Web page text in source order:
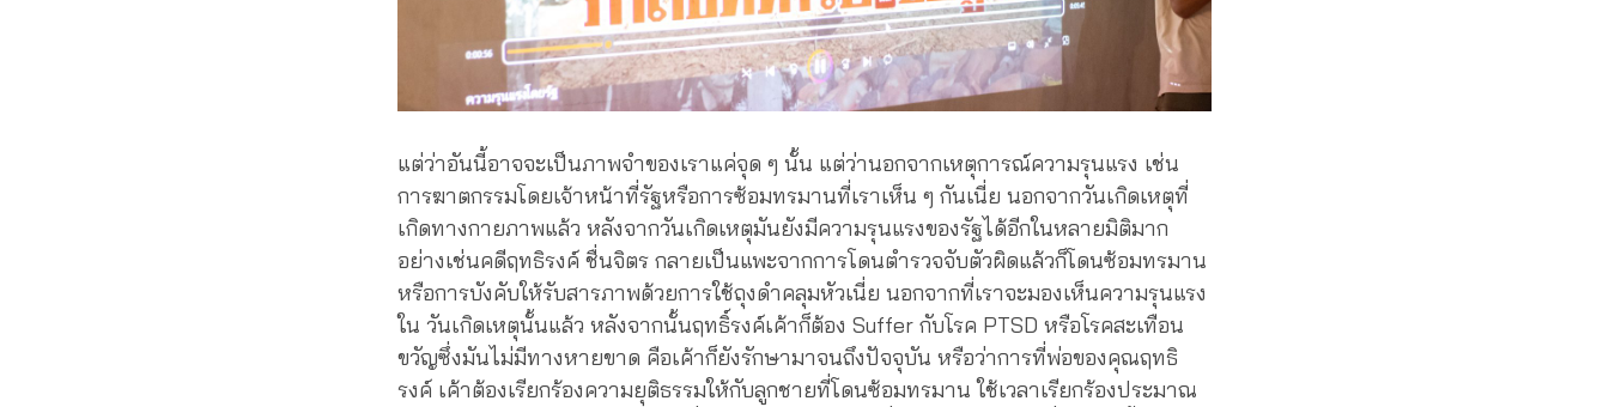
แต่ว่าอันนี้อาจจะเป็นภาพจำของเราแค่จุด ๆ นั้น แต่ว่านอกจากเหตุการณ์ความรุนแรง เช่น
การฆาตกรรมโดยเจ้าหน้าที่รัฐหรือการซ้อมทรมานที่เราเห็น ๆ กันเนี่ย นอกจากวันเกิดเหตุที่
เกิดทางกายภาพแล้ว หลังจากวันเกิดเหตุมันยังมีความรุนแรงของรัฐได้อีกในหลายมิติมาก
อย่างเช่นคดีฤทธิรงค์ ชื่นจิตร กลายเป็นแพะจากการโดนตำรวจจับตัวผิดแล้วก็โดนซ้อมทรมาน
หรือการบังคับให้รับสารภาพด้วยการใช้ถุงดำคลุมหัวเนี่ย นอกจากที่เราจะมองเห็นความรุนแรง
ใน วันเกิดเหตุนั้นแล้ว หลังจากนั้นฤทธิ์รงค์เค้าก็ต้อง Suffer กับโรค PTSD หรือโรคสะเทือน
ขวัญซึ่งมันไม่มีทางหายขาด คือเค้าก็ยังรักษามาจนถึงปัจจุบัน หรือว่าการที่พ่อของคุณฤทธิ
รงค์ เค้าต้องเรียกร้องความยุติธรรมให้กับลูกชายที่โดนซ้อมทรมาน ใช้เวลาเรียกร้องประมาณ